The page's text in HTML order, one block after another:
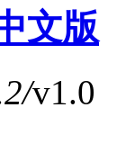
文版
/v1.0